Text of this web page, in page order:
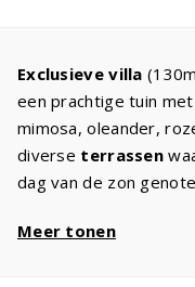
Exclusieve villa
een prachtige tuin
mimosa, oleander,
diverse terrassen
dag van de zon
met luxe en
Meer tonen